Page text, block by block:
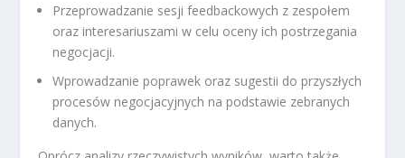
Przeprowadzanie sesji feedbackowych z zespołem
oraz interesariuszami w celu oceny ich postrzegania
negocjacji.
Wprowadzanie poprawek oraz sugestii do przyszłych
procesów negocjacyjnych na podstawie zebranych
danych.